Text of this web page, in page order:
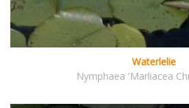
Waterlelie
Nymphaea 'Marliacea